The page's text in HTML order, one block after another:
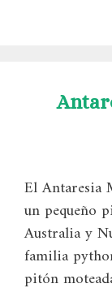
El Antaresia
un pequeño
Australia y
familia
pitón